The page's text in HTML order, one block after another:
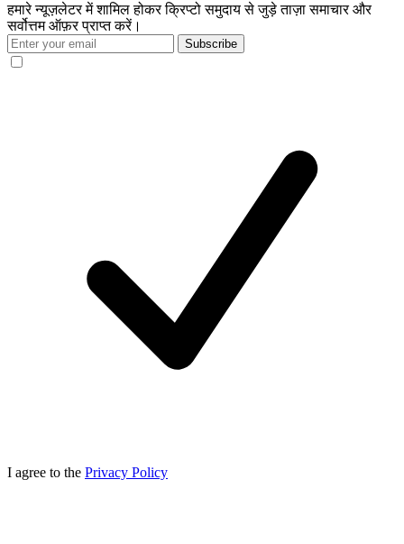
हमारे न्यूज़लेटर में शामिल होकर क्रिप्टो समुदाय से जुड़े ताज़ा समाचार और
सर्वोत्तम ऑफ़र प्राप्त करें।
Subscribe
I agree to the Privacy Policy